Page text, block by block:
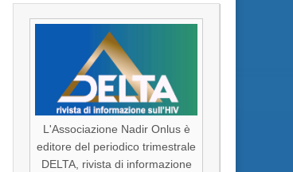
L'Associazione Nadir Onlus è
editore del periodico trimestrale
DELTA, rivista di informazione